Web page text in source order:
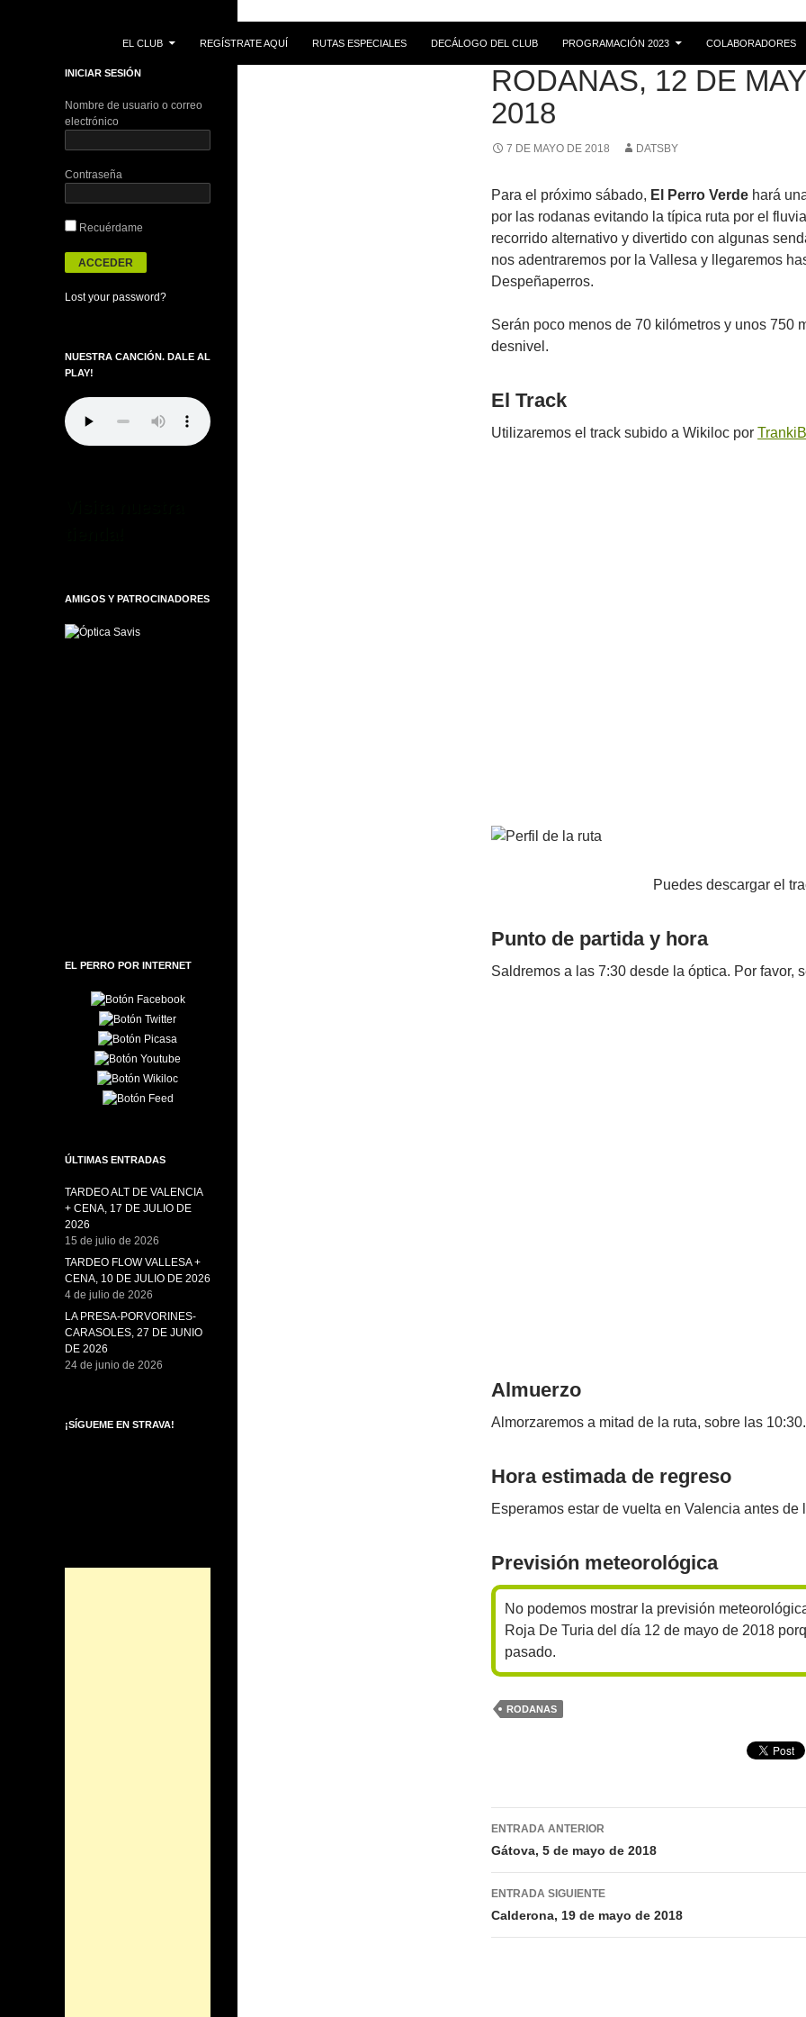
EL CLUB
REGÍSTRATE AQUÍ RUTAS ESPECIALES DECÁLOGO DEL CLUB PROGRAMACIÓN 2023 COLABORADORES
RUTAS
RODANAS, 12 DE
2018
7 DE MAYO DE 2018 DATSBY
Para el próximo sábado, El Perro Verde hará
por las rodanas evitando la típica ruta por el
recorrido alternativo y divertido con algunas
nos adentraremos por la Vallesa y llegaremos
Despeñaperros.
Serán poco menos de 70 kilómetros y unos 750
desnivel.
El Track
Utilizaremos el track subido a Wikiloc por
Puedes descargar el
Punto de partida y hora
Saldremos a las 7:30 desde la óptica. Por favor,
Almuerzo
Almorzaremos a mitad de la ruta, sobre las 10:30.
Hora estimada de regreso
Esperamos estar de vuelta en Valencia antes de
Previsión meteorológica
No podemos mostrar la previsión
Roja De Turia del día 12 de mayo de 2018
pasado.
RODANAS
Navegación
de
entradas
ENTRADA ANTERIOR
Gátova, 5 de mayo de 2018
ENTRADA SIGUIENTE
Calderona, 19 de mayo de 2018
INICIAR SESIÓN
Nombre de usuario o correo
electrónico
Contraseña
Recuérdame
Lost your password?
NUESTRA CANCIÓN. DALE AL
PLAY!
AMIGOS Y PATROCINADORES
EL PERRO POR INTERNET
ÚLTIMAS ENTRADAS
TARDEO ALT DE VALENCIA
+ CENA, 17 DE JULIO DE
2026
15 de julio de 2026
TARDEO FLOW VALLESA +
CENA, 10 DE JULIO DE 2026
4 de julio de 2026
LA PRESA-PORVORINES-
CARASOLES, 27 DE JUNIO
DE 2026
24 de junio de 2026
¡SÍGUEME EN STRAVA!